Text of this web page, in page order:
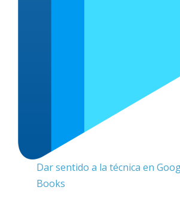
Dar sentido a la técnica en
Books